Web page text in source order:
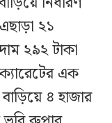
২১
২৯২ টাকা
এক
৪ হাজার